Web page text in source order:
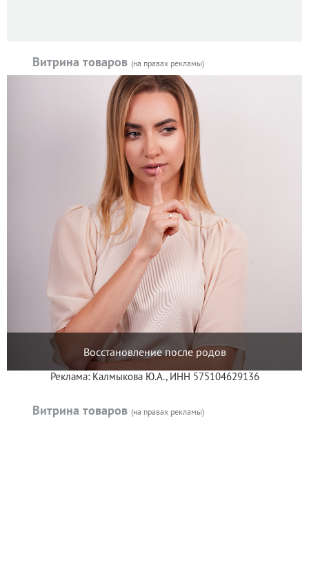
Витрина товаров (на правах рекламы)
Восстановление после родов
Реклама: Калмыкова Ю.А., ИНН 575104629136
Витрина товаров (на правах рекламы)